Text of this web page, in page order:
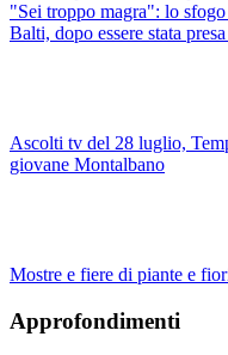
"Sei troppo magra": lo
Balti, dopo essere stata
Ascolti tv del 28 luglio,
giovane Montalbano
Mostre e fiere di piante e
Approfondimenti